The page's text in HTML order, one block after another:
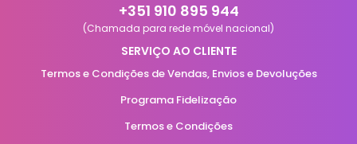
+351 910 895 944
(Chamada para rede móvel nacional)
SERVIÇO AO CLIENTE
Termos e Condições de Vendas, Envios e Devoluções
Programa Fidelização
Termos e Condições